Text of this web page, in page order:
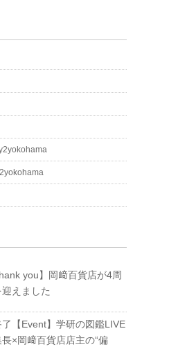
you】岡﨑百貨店が4周
えました
【Event】学研の図鑑LIVE
×岡﨑百貨店店主の“偏